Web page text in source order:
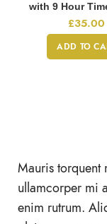
with 9 Hour
£35.00
ADD TO
Mauris torquent
ullamcorper mi
enim rutrum.